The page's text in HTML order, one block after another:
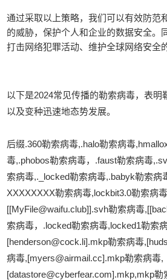
通过采取以上策略，我们可以有效防范
的威胁，保护个人和企业的数据安全。
打击网络犯罪活动、维护全球网络安全
以下是2024常见传播的勒索病毒，表明
以及变种迅速地态势发展。
后缀.360勒索病毒,.halo勒索病毒
毒,.phobos勒索病毒，.faust勒索病毒
索病毒,._locked勒索病毒,.babyk勒索病
XXXXXXXX勒索病毒,lockbit3.0勒索病
[[MyFile@waifu.club]].svh勒索病毒
索病毒，.locked勒索病毒,locked1勒索
[henderson@cock.li].mkp勒索病毒
病毒,[myers@airmail.cc].mkp勒索病毒,
[datastore@cyberfear.com].mkp,mkp勒